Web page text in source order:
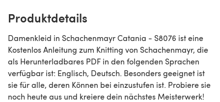
Produktdetails
Damenkleid in Schachenmayr Catania - S8076 ist eine
Kostenlos Anleitung zum Knitting von Schachenmayr, die
als Herunterladbares PDF in den folgenden Sprachen
verfügbar ist: Englisch, Deutsch. Besonders geeignet ist
sie für alle, deren Können bei einzustufen ist. Probiere sie
noch heute aus und kreiere dein nächstes Meisterwerk!